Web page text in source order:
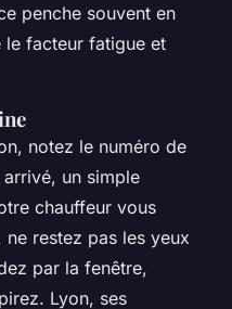
penche souvent en
le facteur fatigue et
notez le numéro de
un simple
chauffeur vous
restez pas les yeux
par la fenêtre,
Lyon, ses